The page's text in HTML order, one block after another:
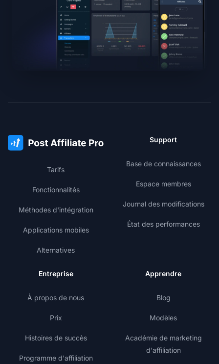
Tarifs
Fonctionnalités
Méthodes d'intégration
Applications mobiles
Alternatives
Support
Base de connaissances
Espace membres
Journal des modifications
État des performances
Entreprise
À propos de nous
Prix
Histoires de succès
Programme d'affiliation
Apprendre
Blog
Modèles
Académie de marketing
d'affiliation